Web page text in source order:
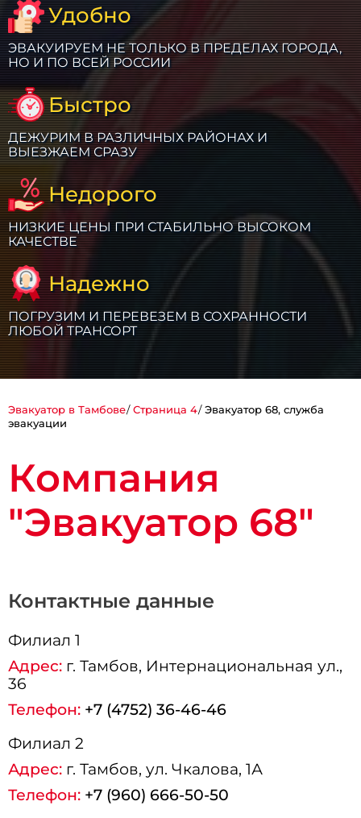
Удобно
ЭВАКУИРУЕМ НЕ ТОЛЬКО В ПРЕДЕЛАХ ГОРОДА,
НО И ПО ВСЕЙ РОССИИ
Быстро
ДЕЖУРИМ В РАЗЛИЧНЫХ РАЙОНАХ И
ВЫЕЗЖАЕМ СРАЗУ
Недорого
НИЗКИЕ ЦЕНЫ ПРИ СТАБИЛЬНО ВЫСОКОМ
КАЧЕСТВЕ
Надежно
ПОГРУЗИМ И ПЕРЕВЕЗЕМ В СОХРАННОСТИ
ЛЮБОЙ ТРАНСОРТ
Эвакуатор в Тамбове Страница 4
Эвакуатор 68, служба
эвакуации
Компания
"Эвакуатор 68"
Контактные данные
Филиал 1
Адрес: г.Тамбов, Интернациональная ул.,
36
Телефон: +7 (4752) 36-46-46
Филиал 2
Адрес: г.Тамбов, ул. Чкалова, 1А
Телефон: +7 (960) 666-50-50